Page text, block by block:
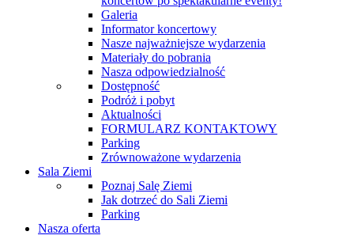
Galeria
Informator koncertowy
Nasze najważniejsze wydarzenia
Materiały do pobrania
Nasza odpowiedzialność
Dostępność
Podróż i pobyt
Aktualności
FORMULARZ KONTAKTOWY
Parking
Zrównoważone wydarzenia
Sala Ziemi
Poznaj Salę Ziemi
Jak dotrzeć do Sali Ziemi
Parking
Nasza oferta